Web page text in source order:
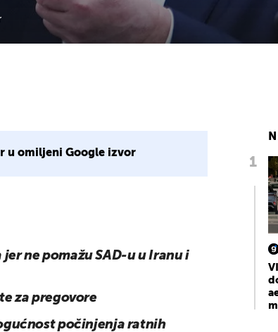
u omiljeni Google izvor
ne pomažu SAD-u u Iranu i
za pregovore
počinjenja ratnih